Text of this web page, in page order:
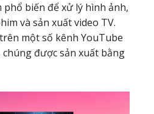
phổ biến để xử lý hình ảnh,
và sản xuất video TV.
một số kênh YouTube
được sản xuất bằng